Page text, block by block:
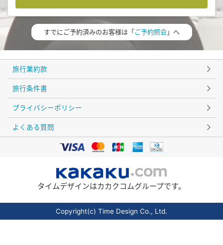
すでにご予約済みのお客様は「ご予約照会」へ
旅行業約款
旅行条件書
プライバシーポリシー
よくある質問
タイムデザインはカカクコムグループです。
Copyright(c) Time Design Co., Ltd.